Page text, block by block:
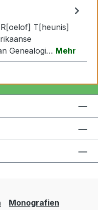
T[heunis]
Genealogi… Mehr
Monografien